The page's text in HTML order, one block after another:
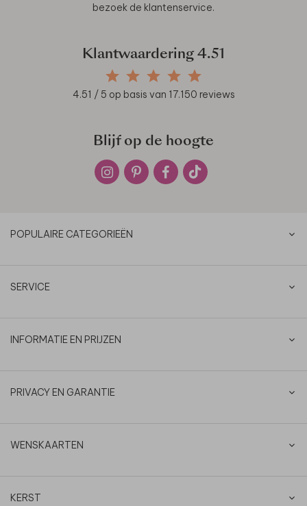
bezoek de klantenservice.
Klantwaardering 4.51
4.51 / 5 op basis van 17.150 reviews
Blijf op de hoogte
POPULAIRE CATEGORIEËN
SERVICE
INFORMATIE EN PRIJZEN
PRIVACY EN GARANTIE
WENSKAARTEN
KERST